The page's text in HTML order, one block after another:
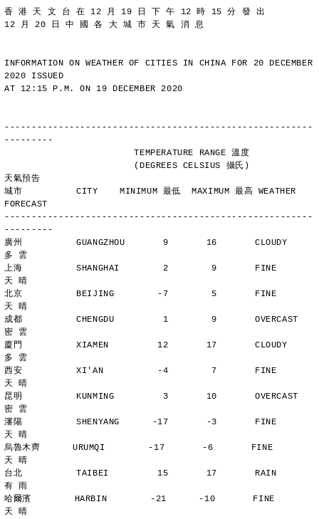
香 港 天 文 台 在 12 月 19 日 下 午 12 時 15 分 發 出
12 月 20 日 中 國 各 大 城 市 天 氣 消 息
INFORMATION ON WEATHER OF CITIES IN CHINA FOR 20 DECEMBER
2020 ISSUED
AT 12:15 P.M. ON 19 DECEMBER 2020
---------------------------------------------------------
---------
                        TEMPERATURE RANGE 溫度
天氣預告
城市          CITY    MINIMUM 最低  MAXIMUM 最高 WEATHER
FORECAST
---------------------------------------------------------
---------
廣州          GUANGZHOU       9       16       CLOUDY
多 雲
上海          SHANGHAI        2        9       FINE
天 晴
北京          BEIJING        -7        5       FINE
天 晴
成都          CHENGDU         1        9       OVERCAST
密 雲
廈門          XIAMEN         12       17       CLOUDY
多 雲
西安          XI'AN          -4        7       FINE
天 晴
昆明          KUNMING         3       10       OVERCAST
密 雲
瀋陽          SHENYANG      -17       -3       FINE
天 晴
烏魯木齊      URUMQI        -17       -6       FINE
天 晴
台北          TAIBEI         15       17       RAIN
有 雨
哈爾濱        HARBIN        -21      -10       FINE
天 晴